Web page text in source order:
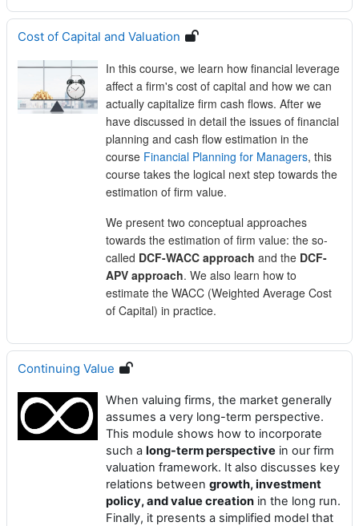
Cost of Capital and Valuation
In this course, we learn how financial leverage
affect a firm's cost of capital and how we can
actually capitalize firm cash flows. After we
have discussed in detail the issues of financial
planning and cash flow estimation in the
course Financial Planning for Managers, this
course takes the logical next step towards the
estimation of firm value.
We present two conceptual approaches
towards the estimation of firm value: the so-
called DCF-WACC approach and the DCF-
APV approach. We also learn how to
estimate the WACC (Weighted Average Cost
of Capital) in practice.
Continuing Value
When valuing firms, the market generally
assumes a very long-term perspective.
This module shows how to incorporate
such a long-term perspective in our firm
valuation framework. It also discusses key
relations between growth, investment
policy, and value creation in the long run.
Finally, it presents a simplified model that